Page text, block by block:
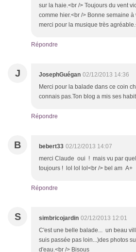
sur la haie.<br /> Toujours du vent
comme hier.<br /> Bonne semaine
merci pour la musique très
Répondre
J JosephGuégan 02/12/2013 14:36
Merci pour la balade dans ce coin
connais pas.Ton blog a mis ses
Répondre
B bebert33 02/12/2013 14:07
merci Claude oui ! mais vu par
toujours ! lol lol lol<br /> bel am A+
Répondre
S simbricojardin 02/12/2013 12:01
C'est une belle balade... un beau
suis passée pas loin...)des photos
d'eau.<br /> Bisous